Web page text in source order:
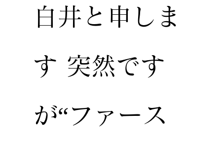
白井と申しま
す 突然です
が“ファース